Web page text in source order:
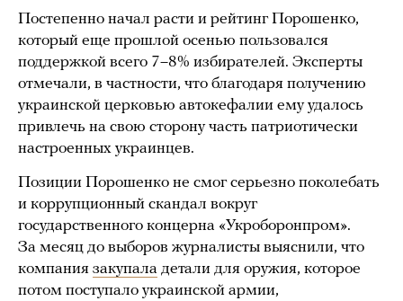
Постепенно начал расти и рейтинг Порошенко,
который еще прошлой осенью пользовался
поддержкой всего 7–8% избирателей. Эксперты
отмечали, в частности, что благодаря получению
украинской церковью автокефалии ему удалось
привлечь на свою сторону часть патриотически
настроенных украинцев.
Позиции Порошенко не смог серьезно поколебать
и коррупционный скандал вокруг
государственного концерна «Укроборонпром».
За месяц до выборов журналисты выяснили, что
компания закупала детали для оружия, которое
потом поступало украинской армии,